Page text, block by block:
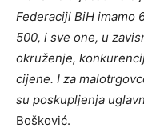
Federaciji BiH imamo
500, i sve one, u
okruženje,
cijene. I za
su poskupljenja
Bošković.